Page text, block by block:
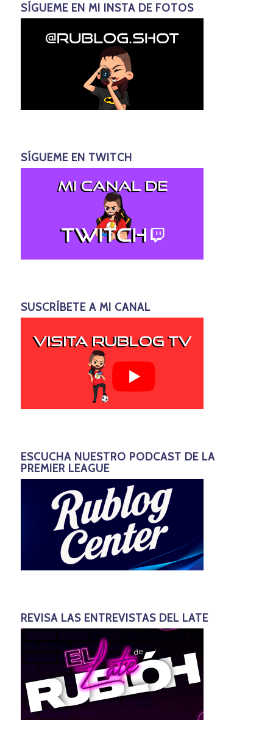
SÍGUEME EN MI INSTA DE FOTOS
SÍGUEME EN TWITCH
SUSCRÍBETE A MI CANAL
ESCUCHA NUESTRO PODCAST DE LA
PREMIER LEAGUE
REVISA LAS ENTREVISTAS DEL LATE